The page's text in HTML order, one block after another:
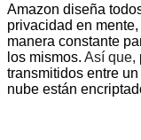
Amazon diseña
privacidad en
manera constante
los mismos. Así que,
transmitidos entre
nube están